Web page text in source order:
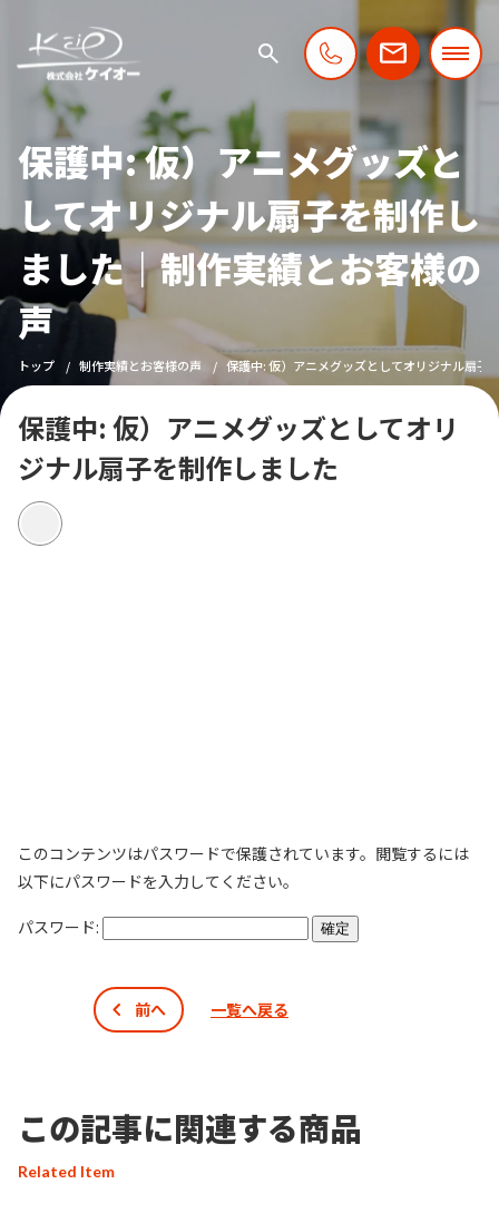
保護中: 仮）アニメグッズと
してオリジナル扇子を制作し
ました｜制作実績とお客様の
声
トップ 制作実績とお客様の声 保護中: 仮）アニメグッズとしてオリジナル扇子
保護中: 仮）アニメグッズとしてオリ
ジナル扇子を制作しました
このコンテンツはパスワードで保護されています。閲覧するには
以下にパスワードを入力してください。
パスワード:
前へ 一覧へ戻る
この記事に関連する商品
Related Item